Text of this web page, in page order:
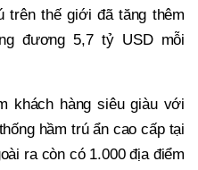
trên thế giới đã tăng thêm
đương 5,7 tỷ USD mỗi
khách hàng siêu giàu với
hầm trú ẩn cao cấp tại
ra còn có 1.000 địa điểm